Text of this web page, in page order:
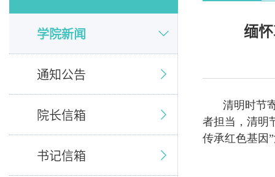
学院新闻
通知公告
院长信箱
书记信箱
缅
清明时节
者担当，清明
传承红色基因